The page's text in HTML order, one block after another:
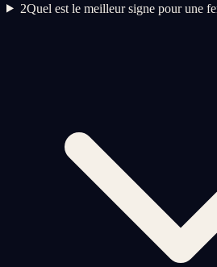
2Quel est le meilleur signe pour une